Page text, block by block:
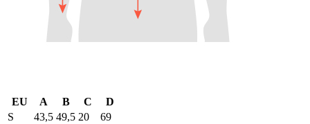
EU A B C
D
S
43,5 49,5 20
69